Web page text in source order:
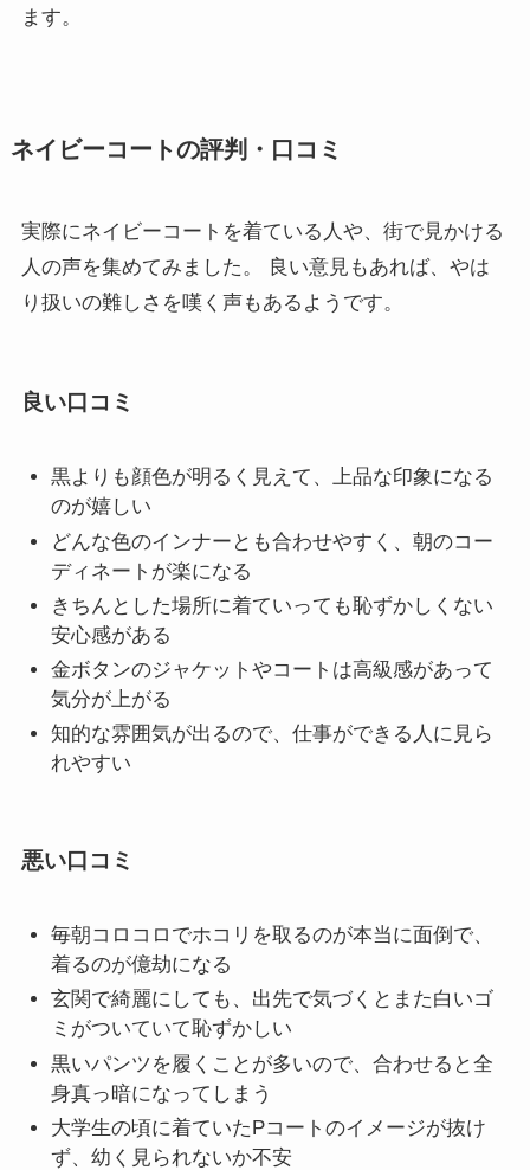
ます。
ネイビーコートの評判・口コミ
実際にネイビーコートを着ている人や、街で見かける
人の声を集めてみました。 良い意見もあれば、やは
り扱いの難しさを嘆く声もあるようです。
良い口コミ
黒よりも顔色が明るく見えて、上品な印象になる
のが嬉しい
どんな色のインナーとも合わせやすく、朝のコー
ディネートが楽になる
きちんとした場所に着ていっても恥ずかしくない
安心感がある
金ボタンのジャケットやコートは高級感があって
気分が上がる
知的な雰囲気が出るので、仕事ができる人に見ら
れやすい
悪い口コミ
毎朝コロコロでホコリを取るのが本当に面倒で、
着るのが億劫になる
玄関で綺麗にしても、出先で気づくとまた白いゴ
ミがついていて恥ずかしい
黒いパンツを履くことが多いので、合わせると全
身真っ暗になってしまう
大学生の頃に着ていたPコートのイメージが抜け
ず、幼く見られないか不安